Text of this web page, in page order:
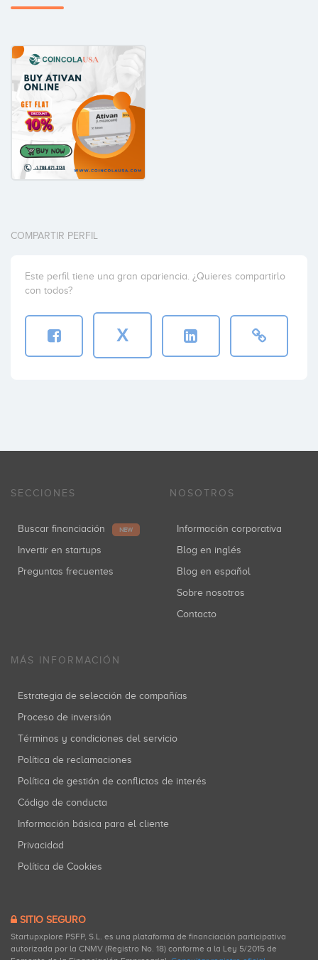
COMPARTIR PERFIL
Este perfil tiene una gran apariencia. ¿Quieres compartirlo
con todos?
X
SECCIONES
Buscar financiación NEW
Invertir en startups
Preguntas frecuentes
NOSOTROS
Información corporativa
Blog en inglés
Blog en español
Sobre nosotros
Contacto
MÁS INFORMACIÓN
Estrategia de selección de compañías
Proceso de inversión
Términos y condiciones del servicio
Política de reclamaciones
Política de gestión de conflictos de interés
Código de conducta
Información básica para el cliente
Privacidad
Política de Cookies
SITIO SEGURO
Startupxplore PSFP, S.L. es una plataforma de financiación participativa
autorizada por la CNMV (Registro No. 18) conforme a la Ley 5/2015 de